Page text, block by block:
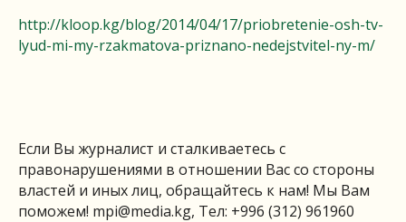
http://kloop.kg/blog/2014/04/17/priobretenie-osh-tv-
lyud-mi-my-rzakmatova-priznano-nedejstvitel-ny-m/
Если Вы журналист и сталкиваетесь с
правонарушениями в отношении Вас со стороны
властей и иных лиц, обращайтесь к нам! Мы Вам
поможем! mpi@media.kg, Тел: +996 (312) 961960